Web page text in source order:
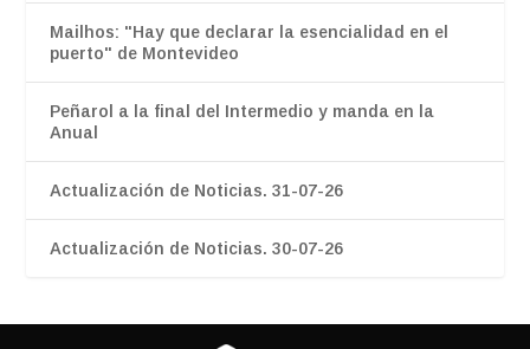
Mailhos: "Hay que declarar la esencialidad en el
puerto" de Montevideo
Peñarol a la final del Intermedio y manda en la
Anual
Actualización de Noticias. 31-07-26
Actualización de Noticias. 30-07-26